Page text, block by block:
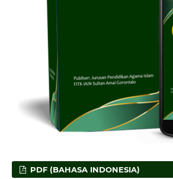
PDF (BAHASA INDONESIA)